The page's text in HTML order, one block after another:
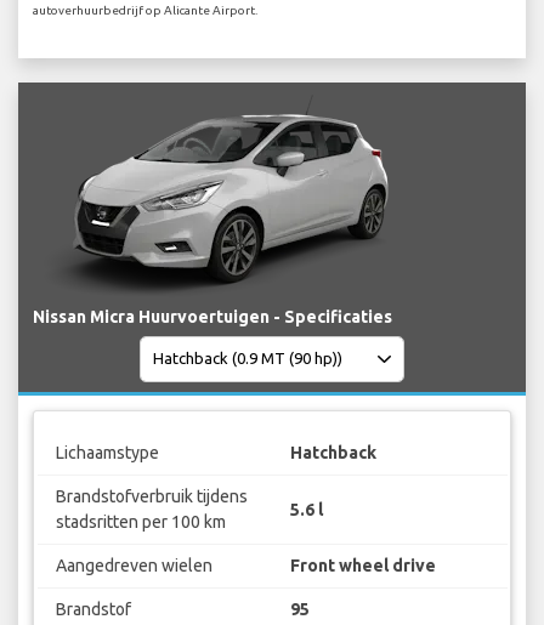
autoverhuurbedrijf op Alicante Airport.
Nissan Micra Huurvoertuigen - Specificaties
Lichaamstype Hatchback
Brandstofverbruik tijdens
stadsritten per 100 km
5.6 l
Aangedreven wielen Front wheel drive
Brandstof 95